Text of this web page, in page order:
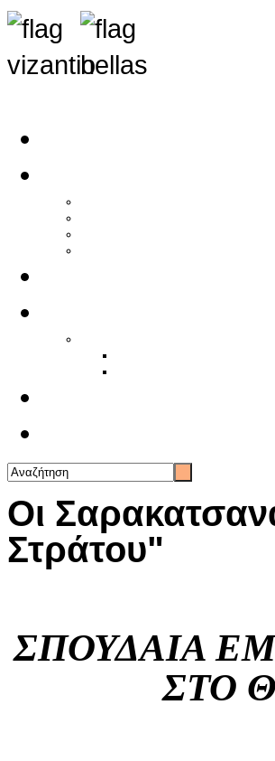
Οι
Στράτου"
ΣΠΟΥΔΑΙΑ
ΣΤΟ